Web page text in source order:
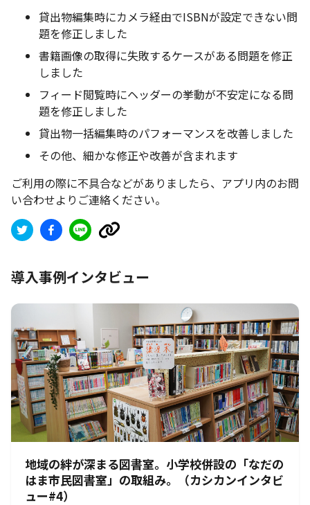
貸出物編集時にカメラ経由でISBNが設定できない問
題を修正しました
書籍画像の取得に失敗するケースがある問題を修正
しました
フィード閲覧時にヘッダーの挙動が不安定になる問
題を修正しました
貸出物一括編集時のパフォーマンスを改善しました
その他、細かな修正や改善が含まれます
ご利用の際に不具合などがありましたら、アプリ内のお問
い合わせよりご連絡ください。
導入事例インタビュー
地域の絆が深まる図書室。小学校併設の「なだの
はま市民図書室」の取組み。（カシカンインタビ
ュー#4）